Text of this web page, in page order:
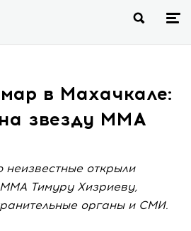
в Махачкале:
звезду ММА
открыли
Тимуру Хизриеву,
органы и СМИ.